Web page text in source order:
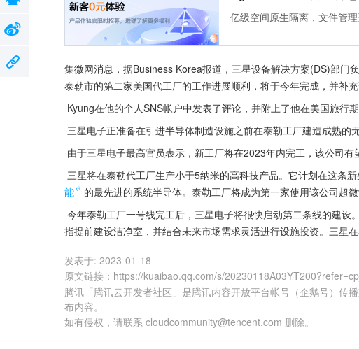
亿级空间原生隔离，文件管
集微网消息，据Business Korea报道，三星设备解决方案(DS)部门
泰勒市的第二家美国代工厂的工作进展顺利，将于今年完成，并补
Kyung在他的个人SNS帐户中发表了评论，并附上了他在美国旅行
三星电子正准备在引进半导体制造设施之前在泰勒工厂建造成熟的无
由于三星电子最高官员表示，新工厂将在2023年内完工，该公司有
三星将在泰勒代工厂生产小于5纳米的高科技产品。它计划在这条新
能
的最先进的系统半导体。泰勒工厂将成为第一家使用该公司超微
指提前建设洁净室，并结合未来市场需求灵活进行设施投资。三星
发表于: 2023-01-18
原文链接 ： https://kuaibao.qq.com/s/
腾讯「腾讯云开发者社区」是腾讯内容开放平台帐号（企鹅号）传
布内容。
如有侵权，请联系 cloudcommunity@tencent.com 删除。